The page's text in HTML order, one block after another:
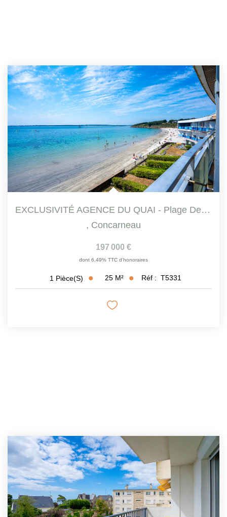
EXCLUSIVITÉ AGENCE DU QUAI - Plage Des Sables-Blancs -...
, Concarneau
197 000 €
dont 6,49% TTC d'honoraires
1 Pièce(s) 25 M² Réf : T5331